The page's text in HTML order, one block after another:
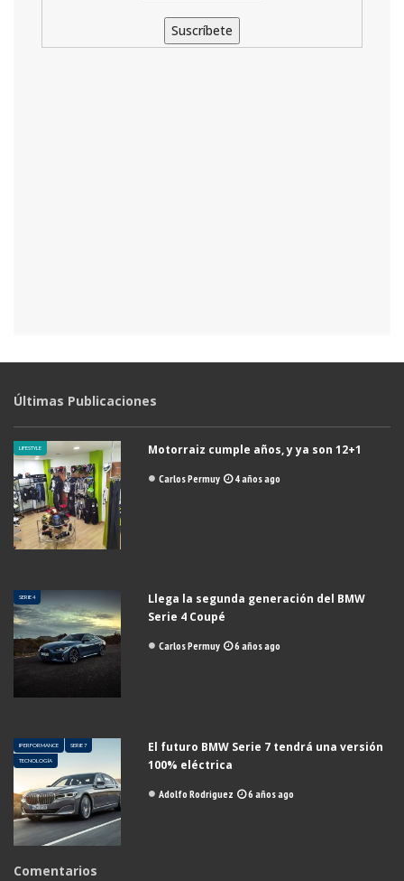
Últimas Publicaciones
LIFESTYLE Motorraiz cumple años, y ya son 12+1
Carlos Permuy 4 años ago
SERIE 4
Llega la segunda generación del BMW
Serie 4 Coupé
Carlos Permuy 6 años ago
IPERFORMANCE SERIE 7
TECNOLOGÍA
El futuro BMW Serie 7 tendrá una versión
100% eléctrica
Adolfo Rodriguez 6 años ago
Comentarios